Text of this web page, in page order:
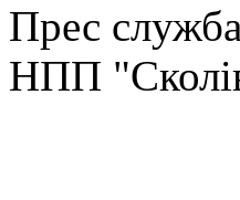
Прес служба
НПП